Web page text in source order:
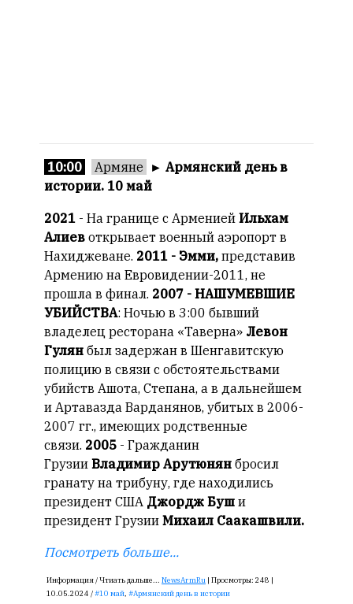
Мнение
редакции
является
обязательным
условием
публикации.
Противоположные
мнения
публикуются,
даже
если
принимаются
восторга.
Главный
редактор
Армен
Геворкян
10:00 Армяне ► Армянский день в
истории. 10 май
2021 - На границе с Арменией Ильхам
Алиев открывает военный аэропорт в
Нахиджеване. 2011 - Эмми, представив
Армению на Евровидении-2011, не
прошла в финал. 2007 - НАШУМЕВШИЕ
УБИЙСТВА: Ночью в 3:00 бывший
владелец ресторана «Таверна» Левон
Гулян был задержан в Шенгавитскую
полицию в связи с обстоятельствами
убийств Ашота, Степана, а в дальнейшем
и Артавазда Варданянов, убитых в 2006-
2007 гг., имеющих родственные
связи. 2005 - Гражданин
Грузии Владимир Арутюнян бросил
гранату на трибуну, где находились
президент США Джордж Буш и
президент Грузии Михаил Саакашвили.
Посмотреть больше...
Информация /Чтиать дальше... NewsArmRu | Просмотры: 248 |
10.05.2024 /
10 май, Армянский день в истории